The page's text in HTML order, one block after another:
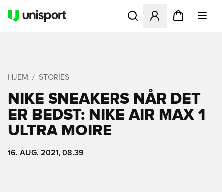
Åbner en Modal til at
HJEM STORIES
NIKE SNEAKERS NÅR DET
ER BEDST: NIKE AIR MAX 1
ULTRA MOIRE
16. AUG. 2021, 08.39